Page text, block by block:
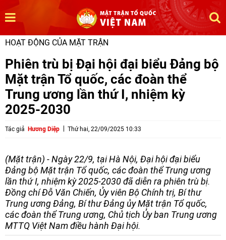
HOẠT ĐỘNG CỦA MẶT TRẬN
Phiên trù bị Đại hội đại biểu Đảng bộ
Mặt trận Tổ quốc, các đoàn thể
Trung ương lần thứ I, nhiệm kỳ
2025-2030
Tác giả Hương Diệp Thứ hai, 22/09/2025 10:33
(Mặt trận) - Ngày 22/9, tại Hà Nội, Đại hội đại biểu
Đảng bộ Mặt trận Tổ quốc, các đoàn thể Trung ương
lần thứ I, nhiệm kỳ 2025-2030 đã diễn ra phiên trù bị.
Đồng chí Đỗ Văn Chiến, Ủy viên Bộ Chính trị, Bí thư
Trung ương Đảng, Bí thư Đảng ủy Mặt trận Tổ quốc,
các đoàn thể Trung ương, Chủ tịch Ủy ban Trung ương
MTTQ Việt Nam điều hành Đại hội.